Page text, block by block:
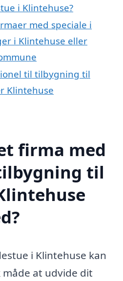
i Klintehuse?
med speciale i
i Klintehuse eller
til tilbygning til
Klintehuse
firma med
til
i Klintehuse kan
at udvide dit